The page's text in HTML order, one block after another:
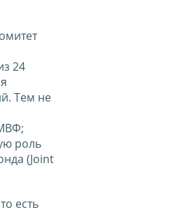
24
Тем не
роль
(Joint
есть